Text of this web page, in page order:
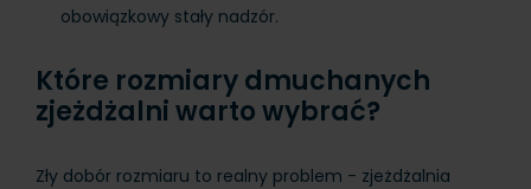
obowiązkowy stały nadzór.
Które rozmiary dmuchanych
zjeżdżalni warto wybrać?
Zły dobór rozmiaru to realny problem - zjeżdżalnia